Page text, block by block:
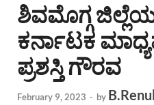
ಶಿವಮೊಗ್ಗ
ಕರ್ನಾಟಕ
ಪ್ರಶಸ್ತಿ ಗೌರವ
February 9, 2023 - by